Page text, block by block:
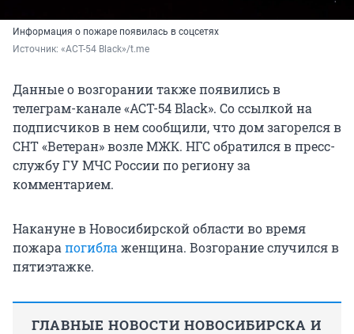
Информация о пожаре появилась в соцсетях
Источник: «АСТ-54 Black»/t.me
Данные о возгорании также появились в
телеграм-канале «АСТ-54 Black». Со ссылкой на
подписчиков в нем сообщили, что дом загорелся в
СНТ «Ветеран» возле МЖК. НГС обратился в пресс-
службу ГУ МЧС России по региону за
комментарием.
Накануне в Новосибирской области во время
пожара погибла женщина. Возгорание случился в
пятиэтажке.
ГЛАВНЫЕ НОВОСТИ НОВОСИБИРСКА И